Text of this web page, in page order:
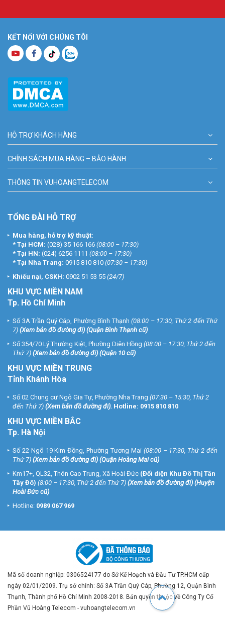
KẾT NỐI VỚI CHÚNG TÔI
HỖ TRỢ KHÁCH HÀNG
CHÍNH SÁCH MUA HÀNG – BẢO HÀNH
THÔNG TIN VUHOANGTELECOM
TỔNG ĐÀI HỖ TRỢ
Mua hàng, hỗ trợ kỹ thuật:
* Tại HCM: (028) 35 166 166 (08:00 – 17:30)
* Tại HN: (024) 6256 1111 (08:00 – 17:30)
* Tại Nha Trang: 0915 810 810 (07:30 – 17:30)
Khiếu nại, CSKH: 0902 51 53 55 (24/7)
KHU VỰC MIỀN NAM
Tp. Hồ Chí Minh
Số 3A Trần Quý Cáp, Phường Bình Thạnh (08:00 – 17:30, Thứ 2 đến Thứ
7) (Xem bản đồ đường đi) (Quận Bình Thạnh cũ)
Số 354/70 Lý Thường Kiệt, Phường Diên Hồng (08:00 – 17:30, Thứ 2 đến
Thứ 7) (Xem bản đồ đường đi) (Quận 10 cũ)
KHU VỰC MIỀN TRUNG
Tỉnh Khánh Hòa
Số 02 Chung cư Ngô Gia Tự, Phường Nha Trang (07:30 – 15:30, Thứ 2
đến Thứ 7) (Xem bản đồ đường đi). Hotline: 0915 810 810
KHU VỰC MIỀN BẮC
Tp. Hà Nội
Số 22 Ngõ 19 Kim Đồng, Phường Tương Mai (08:00 – 17:30, Thứ 2 đến
Thứ 7) (Xem bản đồ đường đi) (Quận Hoàng Mai cũ)
Km17+, QL32, Thôn Cao Trung, Xã Hoài Đức (Đối diện Khu Đô Thị Tân
Tây Đô) (8:00 – 17:30, Thứ 2 đến Thứ 7) (Xem bản đồ đường đi) (Huyện
Hoài Đức cũ)
Hotline: 0989 067 969
Mã số doanh nghiệp: 0306524177 do Sở Kế Hoạch và Đầu Tư TP.HCM cấp
ngày 02/01/2009. Trụ sở chính: Số 3A Trần Quý Cáp, Phường 12, Quận Bình
Thạnh, Thành phố Hồ Chí Minh 2008-2018. Bản quyền thuộc về Công Ty Cổ
Phần Vũ Hoàng Telecom - vuhoangtelecom.vn